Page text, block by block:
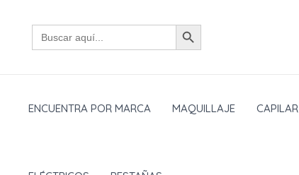
contenido
Buscar: BOTÓN DE BÚSQUEDA
ENCUENTRA POR MARCA MAQUILLAJE CAPILAR